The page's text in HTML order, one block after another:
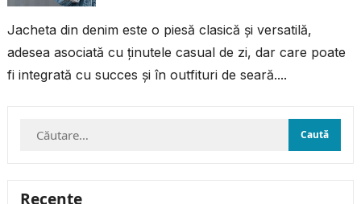
Jacheta din denim este o piesă clasică și versatilă,
adesea asociată cu ținutele casual de zi, dar care poate
fi integrată cu succes și în outfituri de seară....
Caută
Recente